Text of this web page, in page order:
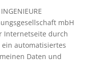
mbH
Internetseite durch
automatisiertes
Daten und